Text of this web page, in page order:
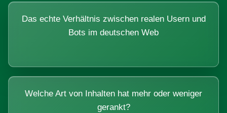
Das echte Verhältnis zwischen realen Usern und
Bots im deutschen Web
Welche Art von Inhalten hat mehr oder weniger
gerankt?